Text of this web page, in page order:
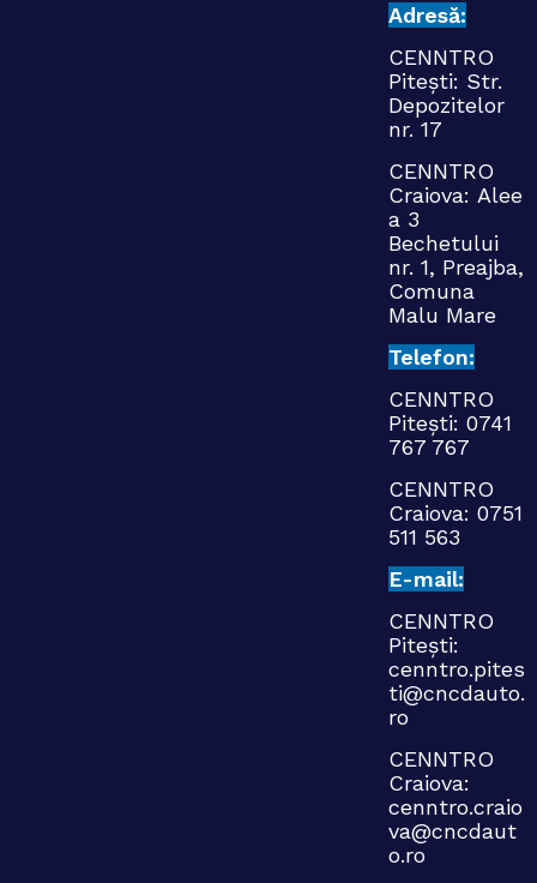
Adresă:
CENNTRO
Pitești: Str.
Depozitelor
nr. 17
CENNTRO
Craiova: Alee
a 3
Bechetului
nr. 1, Preajba,
Comuna
Malu Mare
Telefon:
CENNTRO
Pitești: 0741
767 767
CENNTRO
Craiova: 0751
511 563
E-mail:
CENNTRO
Pitești:
cenntro.pites
ti@cncdauto.
ro
CENNTRO
Craiova:
cenntro.craio
va@cncdaut
o.ro